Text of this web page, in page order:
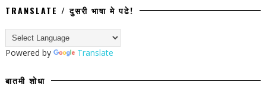
TRANSLATE / दुसरी भाषा मे पढे!
Powered by Translate
बातमी शोधा